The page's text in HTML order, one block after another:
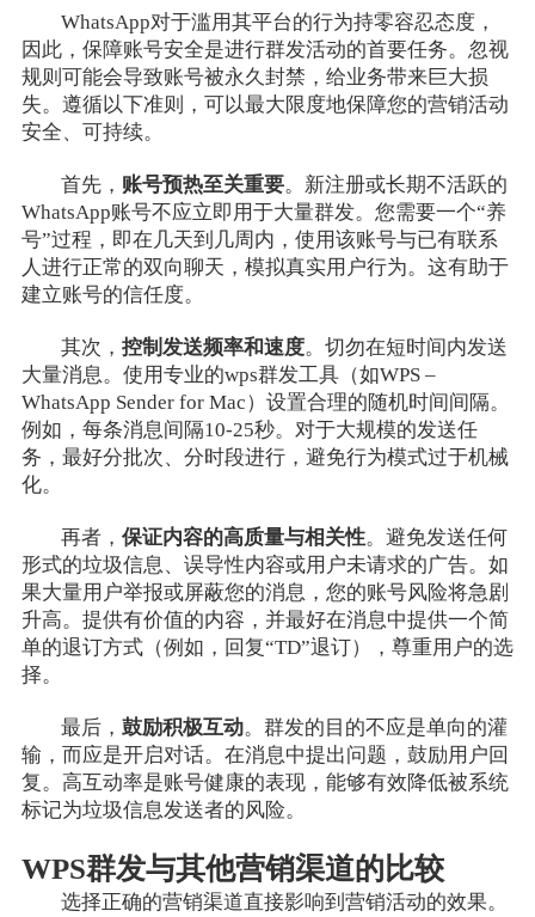
WhatsApp对于滥用其平台的行为持零容忍态度，
因此，保障账号安全是进行群发活动的首要任务。忽视
规则可能会导致账号被永久封禁，给业务带来巨大损
失。遵循以下准则，可以最大限度地保障您的营销活动
安全、可持续。
首先， 账号预热至关重要。新注册或长期不活跃的
WhatsApp账号不应立即用于大量群发。您需要一个“养
号”过程，即在几天到几周内，使用该账号与已有联系
人进行正常的双向聊天，模拟真实用户行为。这有助于
建立账号的信任度。
其次，控制发送频率和速度。切勿在短时间内发送
大量消息。使用专业的wps群发工具（如WPS –
WhatsApp Sender for Mac）设置合理的随机时间间隔。
例如，每条消息间隔10-25秒。对于大规模的发送任
务，最好分批次、分时段进行，避免行为模式过于机械
化。
再者，保证内容的高质量与相关性。避免发送任何
形式的垃圾信息、误导性内容或用户未请求的广告。如
果大量用户举报或屏蔽您的消息，您的账号风险将急剧
升高。提供有价值的内容，并最好在消息中提供一个简
单的退订方式（例如，回复“TD”退订），尊重用户的选
择。
最后，鼓励积极互动。群发的目的不应是单向的灌
输，而应是开启对话。在消息中提出问题，鼓励用户回
复。高互动率是账号健康的表现，能够有效降低被系统
标记为垃圾信息发送者的风险。
WPS群发与其他营销渠道的比较
选择正确的营销渠道直接影响到营销活动的效果。